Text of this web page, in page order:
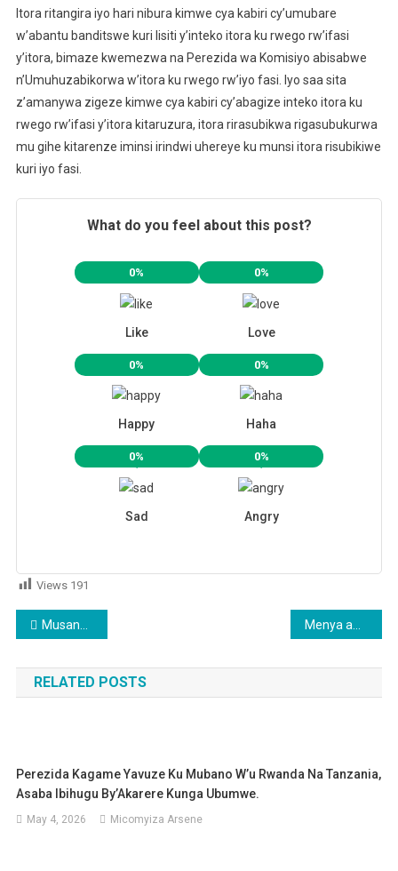
Itora ritangira iyo hari nibura kimwe cya kabiri cy’umubare
w’abantu banditswe kuri lisiti y’inteko itora ku rwego rw’ifasi
y’itora, bimaze kwemezwa na Perezida wa Komisiyo abisabwe
n’Umuhuzabikorwa w’itora ku rwego rw’iyo fasi. Iyo saa sita
z’amanywa zigeze kimwe cya kabiri cy’abagize inteko itora ku
rwego rw’ifasi y’itora kitaruzura, itora rirasubikwa rigasubukurwa
mu gihe kitarenze iminsi irindwi uhereye ku munsi itora risubikiwe
kuri iyo fasi.
What do you feel about this post?
0%
Like
0%
Love
0%
Happy
0%
Haha
0%
Sad
0%
Angry
Views 191
Post navigation
Musanze: Mudugudu na mutekano bibye miliyoni 60 Frw z’abaturage batorokera muri Uganda
RELATED POSTS
Perezida Kagame Yavuze Ku Mubano W’u Rwanda Na Tanzania,
Asaba Ibihugu By’Akarere Kunga Ubumwe.
May 4, 2026 Micomyiza Arsene